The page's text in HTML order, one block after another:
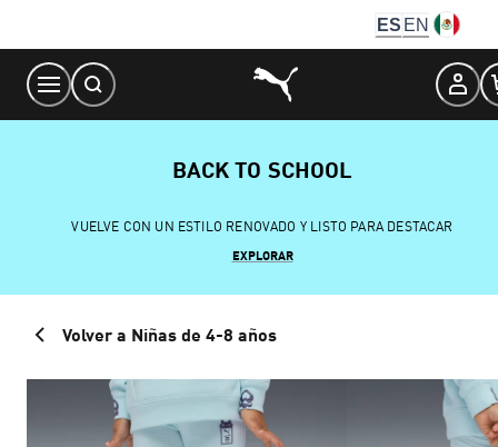
Content
ES EN
BACK TO SCHOOL
VUELVE CON UN ESTILO RENOVADO Y LISTO PARA DESTACAR
EXPLORAR
Volver a Niñas de 4-8 años